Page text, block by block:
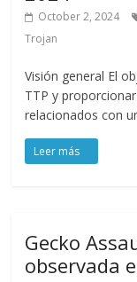
October 2, 2024
Trojan
Visión general El
TTP y
relacionados con
Gecko
observada